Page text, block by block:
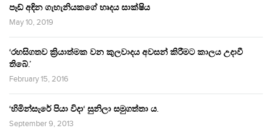
පෑඩ් අඳින ගැහැනියකගේ හෘදය සාක්ෂිය
May 10, 2019
‘රහසිගතව ක්‍රියාත්මක වන කුලවාදය අවසන් කිරීමට කාලය උදාවී
තිබේ.’
February 15, 2016
‘හිමින්සැරේ පියා විදා‘ සුනිලා සමුගත්තා ය.
September 9, 2013